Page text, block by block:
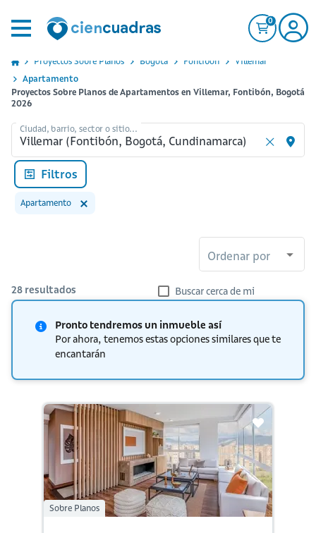
0
Proyectos Sobre Planos Bogota Fontibon
Villemar
Apartamento
Proyectos Sobre Planos de Apartamentos en Villemar, Fontibón, Bogotá
2026
Ciudad, barrio, sector o sitio...
Filtros
Apartamento
Ordenar por
28 resultados Buscar cerca de mi
Pronto tendremos un inmueble así
Por ahora, tenemos estas opciones similares que te
encantarán
Sobre Planos